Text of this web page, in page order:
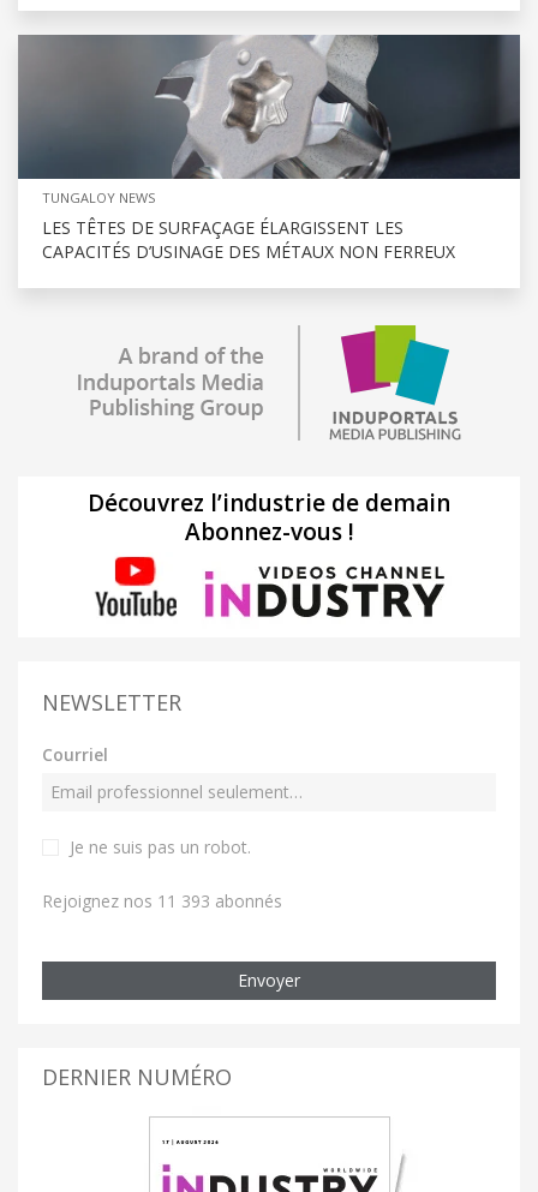
TUNGALOY NEWS
LES TÊTES DE SURFAÇAGE ÉLARGISSENT LES
CAPACITÉS D’USINAGE DES MÉTAUX NON FERREUX
Découvrez l’industrie de demain
Abonnez-vous !
NEWSLETTER
Courriel
Je ne suis pas un robot.
Rejoignez nos 11 393 abonnés
Envoyer
DERNIER NUMÉRO